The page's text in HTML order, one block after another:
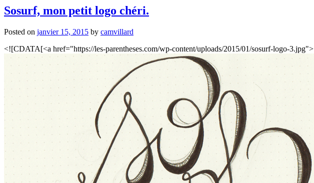
Sosurf, mon petit logo chéri.
Posted on janvier 15, 2015 by camvillard
<![CDATA[<a href="https://les-parentheses.com/wp-content/uploads/2015/01/sosurf-logo-3.jpg">